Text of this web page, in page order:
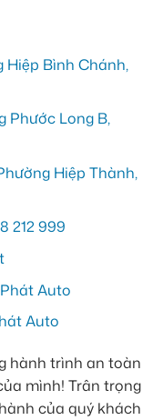
Hiệp Bình Chánh,
Phước Long B,
Hiệp Thành,
212 999
Auto
Auto
hành trình an toàn
mình! Trân trọng
của quý khách